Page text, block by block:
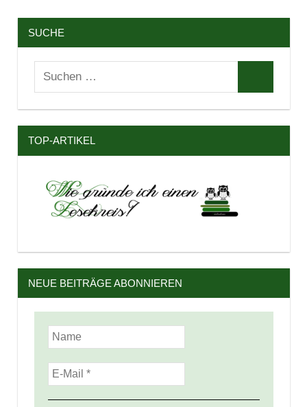
SUCHE
Suchen
TOP-ARTIKEL
NEUE BEITRÄGE ABONNIEREN